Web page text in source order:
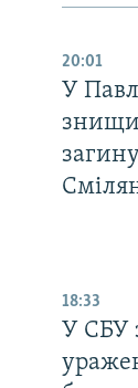
20:01
У
18:33
У СБУ